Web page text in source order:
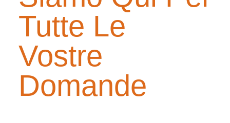
Tutte Le
Vostre
Domande